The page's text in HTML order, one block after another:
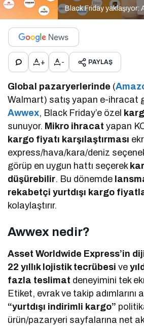
Black Friday yaklaşıyor:
+ - PAYLAŞ
Global pazaryerlerinde (
Walmart) satış yapan e-ihracat
Awwex, Black Friday’e özel
sunuyor. Mikro ihracat yapan
kargo fiyatı karşılaştırması
express/hava/kara/deniz
görüp en uygun hattı seçerek
düşürebilir. Bu dönemde
rekabetçi yurtdışı kargo
kolaylaştırır.
Awwex nedir?
Asset Worldwide Express’in
22 yıllık lojistik tecrübesi ve
fazla teslimat deneyimini tek
Etiket, evrak ve takip adımlarını
“yurtdışı indirimli kargo”
ürün/pazaryeri sayfalarına net